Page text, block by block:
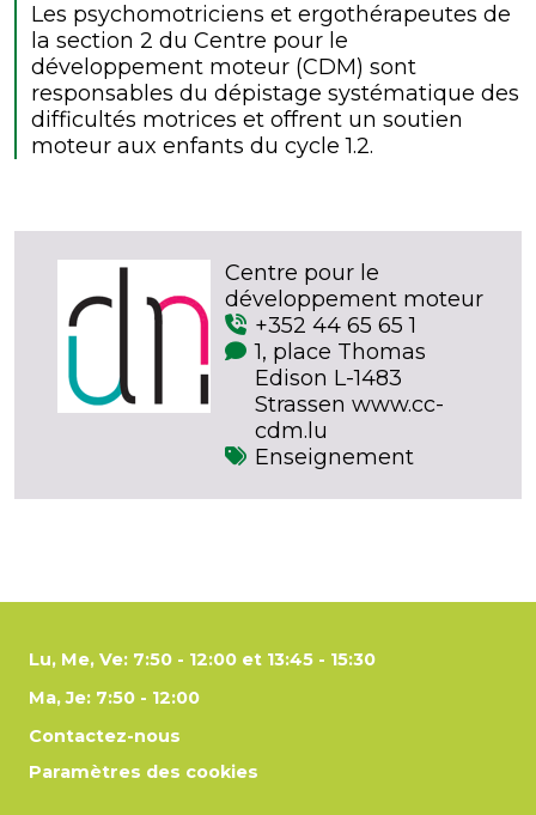
Les psychomotriciens et ergothérapeutes de
la section 2 du Centre pour le
développement moteur (CDM) sont
responsables du dépistage systématique des
difficultés motrices et offrent un soutien
moteur aux enfants du cycle 1.2.
Centre pour le
développement moteur
+352 44 65 65 1
1, place Thomas
Edison L-1483
Strassen www.cc-
cdm.lu
Enseignement
Lu, Me, Ve: 7:50 - 12:00 et 13:45 - 15:30
Ma, Je: 7:50 - 12:00
Contactez-nous
Paramètres des cookies